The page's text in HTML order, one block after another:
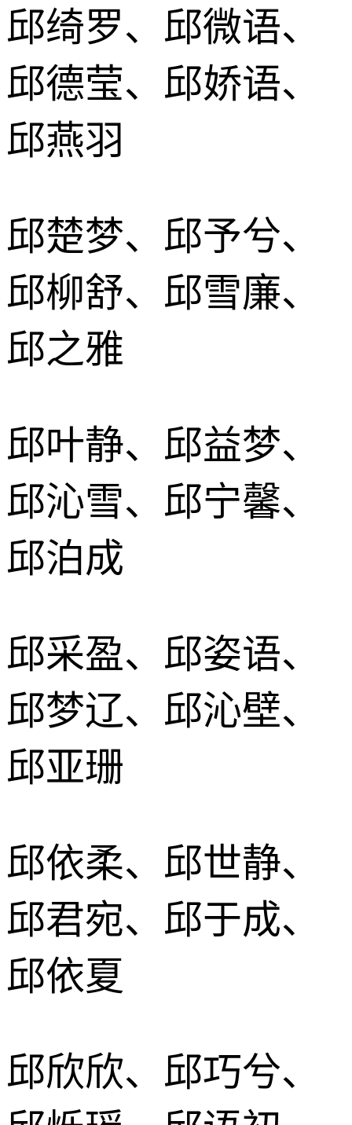
邱绮罗、邱微语、
邱德莹、邱娇语、
邱燕羽
邱楚梦、邱予兮、
邱柳舒、邱雪廉、
邱之雅
邱叶静、邱益梦、
邱沁雪、邱宁馨、
邱泊成
邱采盈、邱姿语、
邱梦辽、邱沁壁、
邱亚珊
邱依柔、邱世静、
邱君宛、邱于成、
邱依夏
邱欣欣、邱巧兮、